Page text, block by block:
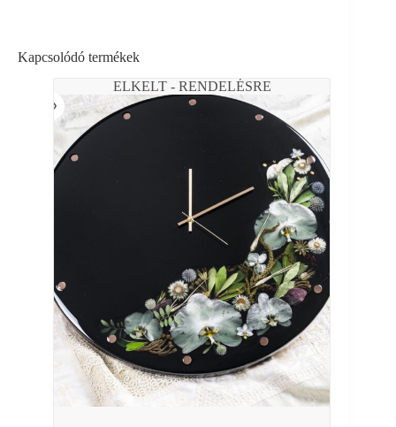
Kapcsolódó termékek
ELKELT - RENDELÉSRE